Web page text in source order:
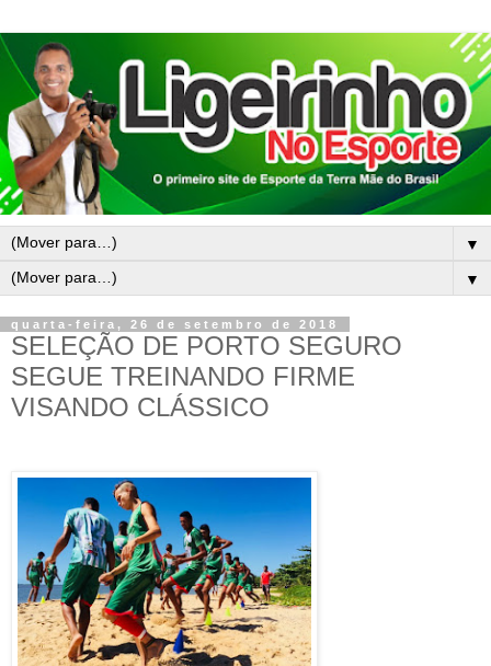
▼
▼
quarta-feira, 26 de setembro de 2018
SELEÇÃO DE PORTO SEGURO
SEGUE TREINANDO FIRME
VISANDO CLÁSSICO